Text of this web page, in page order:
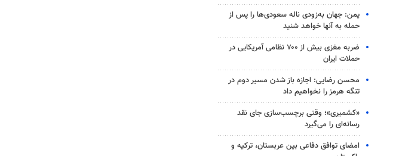
یمن: جهان به‌زودی ناله سعودی‌ها را پس از
حمله به آنها خواهد شنید
ضربه مغزی بیش از ۷۰۰ نظامی آمریکایی در
حملات ایران
محسن رضایی: اجازه باز شدن مسیر دوم در
تنگه هرمز را نخواهیم داد
«کشمیری»؛ وقتی برچسب‌سازی جای نقد
رسانه‌ای را می‌گیرد
امضای توافق دفاعی بین عربستان، ترکیه و